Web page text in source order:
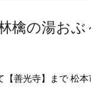
檎の湯お
善光寺】まで 松